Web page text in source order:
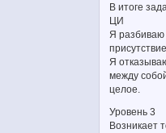
В итоге
ЦИ
Я разбиваю
Я
между
целое.
Уровень 3
Возникает